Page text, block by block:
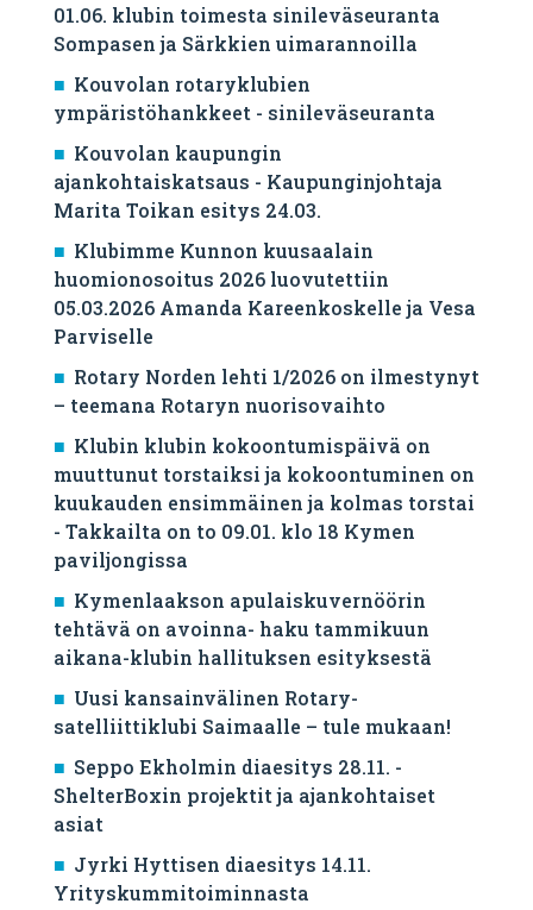
01.06. klubin toimesta sinileväseuranta
Sompasen ja Särkkien uimarannoilla
Kouvolan rotaryklubien
ympäristöhankkeet - sinileväseuranta
Kouvolan kaupungin
ajankohtaiskatsaus - Kaupunginjohtaja
Marita Toikan esitys 24.03.
Klubimme Kunnon kuusaalain
huomionosoitus 2026 luovutettiin
05.03.2026 Amanda Kareenkoskelle ja Vesa
Parviselle
​Rotary Norden lehti 1/2026 on ilmestynyt
– teemana Rotaryn nuorisovaihto
Klubin klubin kokoontumispäivä on
muuttunut torstaiksi ja kokoontuminen on
kuukauden ensimmäinen ja kolmas torstai
- Takkailta on to 09.01. klo 18 Kymen
paviljongissa
Kymenlaakson apulaiskuvernöörin
tehtävä on avoinna- haku tammikuun
aikana-klubin hallituksen esityksestä
Uusi kansainvälinen Rotary-
satelliittiklubi Saimaalle – tule mukaan!
Seppo Ekholmin diaesitys 28.11. -
ShelterBoxin projektit ja ajankohtaiset
asiat
Jyrki Hyttisen diaesitys 14.11.
Yrityskummitoiminnasta